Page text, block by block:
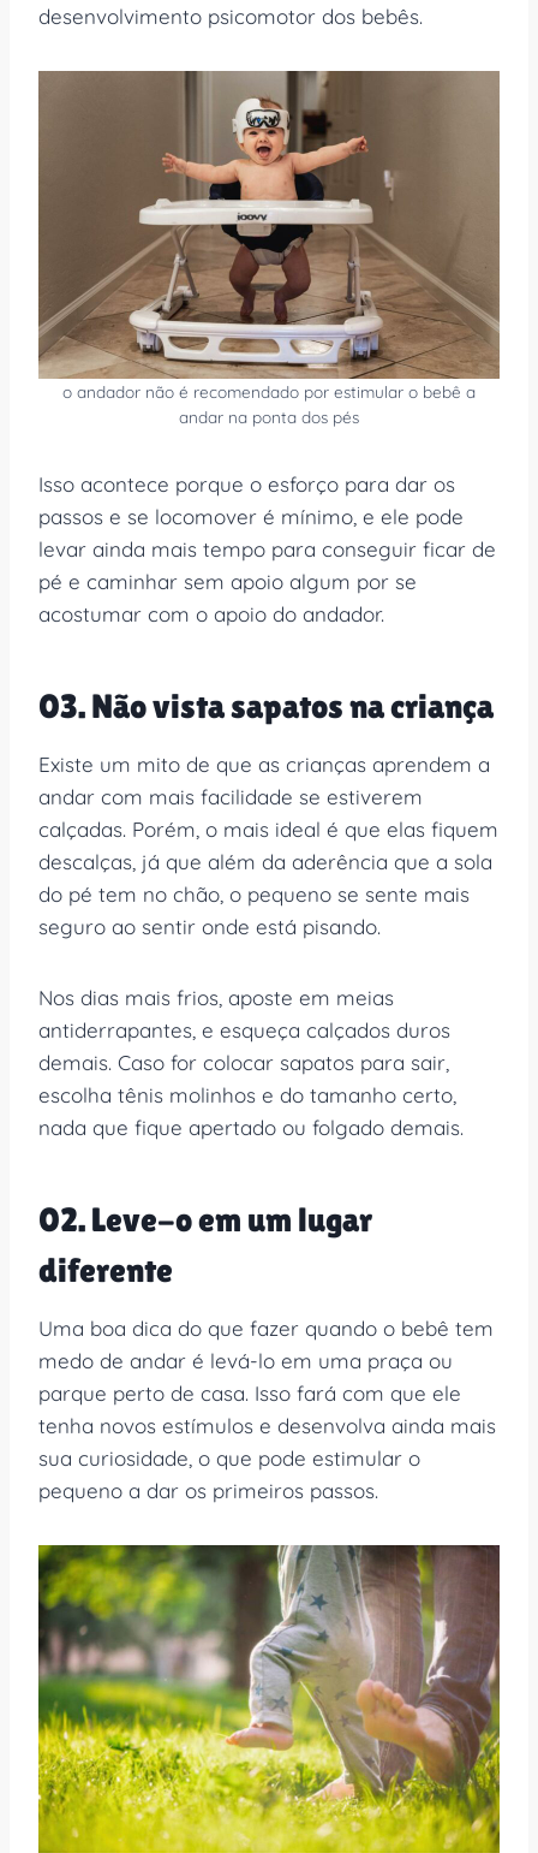
desenvolvimento psicomotor dos bebês.
o andador não é recomendado por estimular o bebê a
andar na ponta dos pés
Isso acontece porque o esforço para dar os
passos e se locomover é mínimo, e ele pode
levar ainda mais tempo para conseguir ficar de
pé e caminhar sem apoio algum por se
acostumar com o apoio do andador.
03. Não vista sapatos na criança
Existe um mito de que as crianças aprendem a
andar com mais facilidade se estiverem
calçadas. Porém, o mais ideal é que elas fiquem
descalças, já que além da aderência que a sola
do pé tem no chão, o pequeno se sente mais
seguro ao sentir onde está pisando.
Nos dias mais frios, aposte em meias
antiderrapantes, e esqueça calçados duros
demais. Caso for colocar sapatos para sair,
escolha tênis molinhos e do tamanho certo,
nada que fique apertado ou folgado demais.
02. Leve-o em um lugar
diferente
Uma boa dica do que fazer quando o bebê tem
medo de andar é levá-lo em uma praça ou
parque perto de casa. Isso fará com que ele
tenha novos estímulos e desenvolva ainda mais
sua curiosidade, o que pode estimular o
pequeno a dar os primeiros passos.